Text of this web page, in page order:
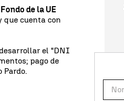
de la UE
que cuenta con
el "DNI
pago de
Pardo.